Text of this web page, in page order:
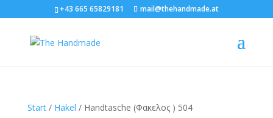
+43 665 65829181 mail@thehandmade.at
Start/ Häkel / Handtasche (Φακελος ) 504